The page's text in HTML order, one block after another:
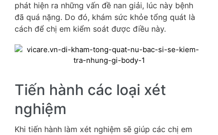
phát hiện ra những vấn đề nan giải, lúc này bệnh
đã quá nặng. Do đó, khám sức khỏe tổng quát là
cách để chị em kiểm soát được điều này.
Tiến hành các loại xét
nghiệm
Khi tiến hành làm xét nghiệm sẽ giúp các chị em